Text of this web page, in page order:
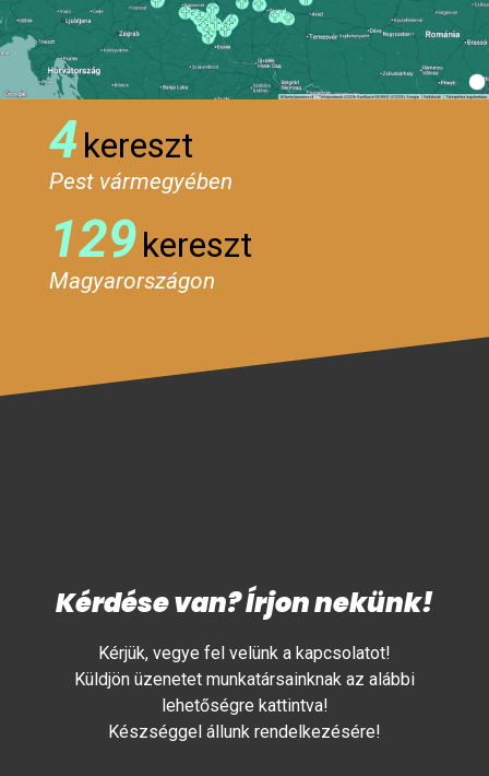
4kereszt
Pest vármegyében
129kereszt
Magyarországon
Kérdése van? Írjon nekünk!
Kérjük, vegye fel velünk a kapcsolatot!
Küldjön üzenetet munkatársainknak az alábbi
lehetőségre kattintva!
Készséggel állunk rendelkezésére!